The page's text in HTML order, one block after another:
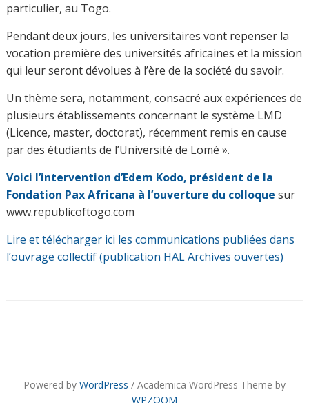
particulier, au Togo.
Pendant deux jours, les universitaires vont repenser la
vocation première des universités africaines et la mission
qui leur seront dévolues à l’ère de la société du savoir.
Un thème sera, notamment, consacré aux expériences de
plusieurs établissements concernant le système LMD
(Licence, master, doctorat), récemment remis en cause
par des étudiants de l’Université de Lomé ».
Voici l’intervention d’Edem Kodo, président de la
Fondation Pax Africana à l’ouverture du colloque sur
www.republicoftogo.com
Lire et télécharger ici les communications publiées dans
l’ouvrage collectif (publication HAL Archives ouvertes)
Powered by WordPress / Academica WordPress Theme by
WPZOOM